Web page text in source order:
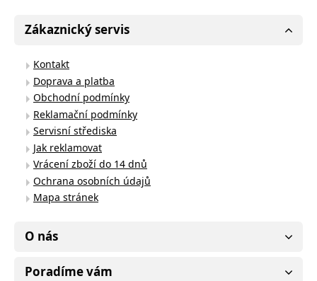
Zákaznický servis
Kontakt
Doprava a platba
Obchodní podmínky
Reklamační podmínky
Servisní střediska
Jak reklamovat
Vrácení zboží do 14 dnů
Ochrana osobních údajů
Mapa stránek
O nás
Poradíme vám